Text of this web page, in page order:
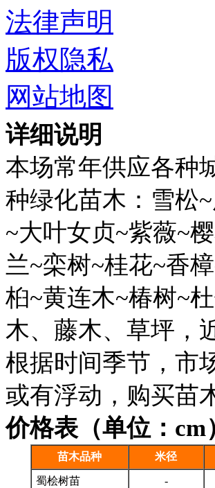
详细说明
本场常年供应各种
种绿化苗木：雪松
~大叶女贞~紫薇~
兰~栾树~桂花~香
桕~黄连木~椿树~
木、藤木、草坪，
根据时间季节，市
或有浮动，购买苗
价格表（单位：cm
苗木品种 米径
蜀桧树苗 -
法律声明
版权隐私
网站地图